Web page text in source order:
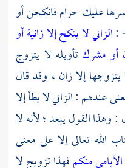
عليك حرام فانكحن أو
:الزاني لا ينكح إلا زانية أو
أو مشركتأويله لا يتزوج
يتزوجها إلا زان ، وقد قال
عندهم : الزاني لا يطأ إلا
: وهذا القول يبعد ؛ لأنه لا
تعالى إلا على معنى
منكمفهذا تزويج لا